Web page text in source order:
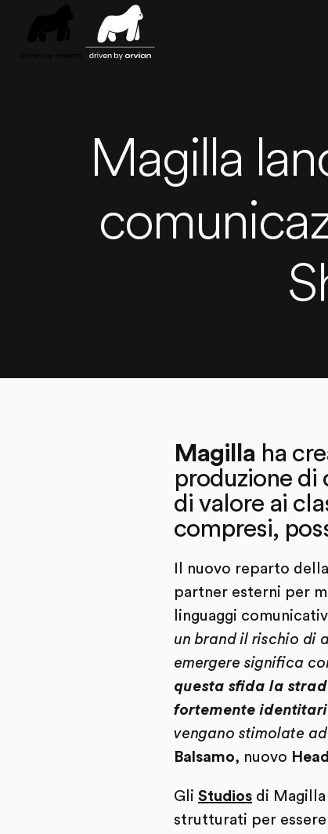
Skip to main content
Magilla
Magilla ha
produzione di
di valore ai
compresi,
Il nuovo reparto
partner esterni per
linguaggi
un brand il rischio di
emergere significa
questa sfida la
fortemente
vengano stimolate
Balsamo, nuovo
Gli Studios di
strutturati per